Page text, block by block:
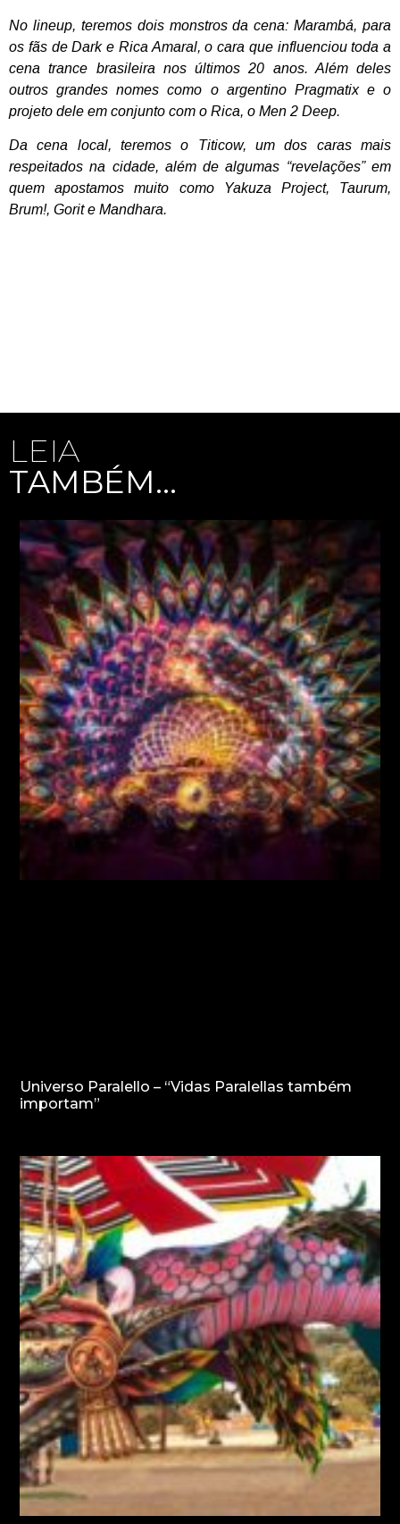
No lineup, teremos dois monstros da cena: Marambá, para
os fãs de Dark e Rica Amaral, o cara que influenciou toda a
cena trance brasileira nos últimos 20 anos. Além deles
outros grandes nomes como o argentino Pragmatix e o
projeto dele em conjunto com o Rica, o Men 2 Deep.
Da cena local, teremos o Titicow, um dos caras mais
respeitados na cidade, além de algumas “revelações” em
quem apostamos muito como Yakuza Project, Taurum,
Brum!, Gorit e Mandhara.
LEIA
TAMBÉM...
Universo Paralello – “Vidas Paralellas também
importam”